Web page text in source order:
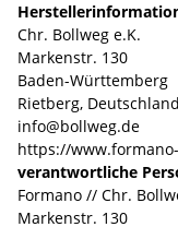
Chr. Bollweg e.K.
Markenstr. 130
Baden-Württemberg
Rietberg,
info@bollweg.de
https://
verantwortliche
Formano // Chr.
Markenstr. 130